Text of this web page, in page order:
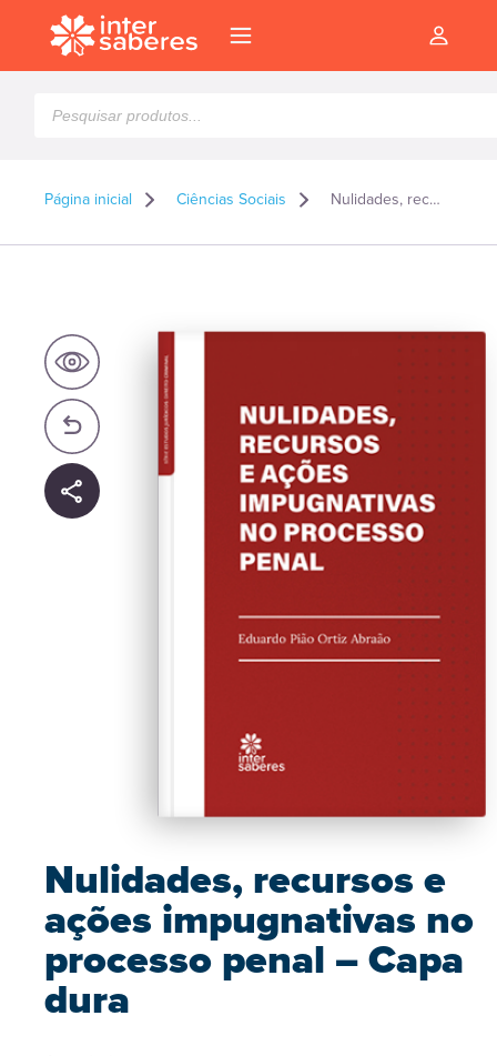
produtos
Página inicial Ciências Sociais Nulidades, recursos e ações impugnativas no processo penal – Capa dura
Nulidades, recursos e
ações impugnativas no
processo penal – Capa
dura